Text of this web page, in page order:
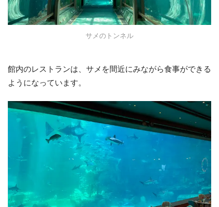
サメのトンネル
館内のレストランは、サメを間近にみながら食事ができる
ようになっています。